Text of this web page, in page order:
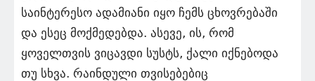
საინტერესო ადამიანი იყო ჩემს ცხოვრებაში
და ესეც მოქმედებდა. ასევე, ის, რომ
ყოველთვის ვიცავდი სუსტს, ქალი იქნებოდა
თუ სხვა. რაინდული თვისებებიც